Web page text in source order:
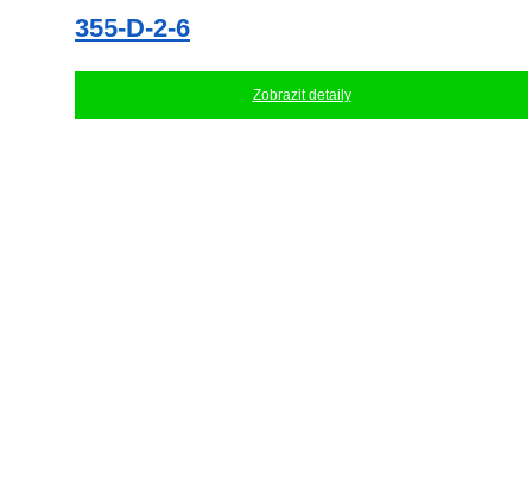
355-D-2-6
Zobrazit detaily